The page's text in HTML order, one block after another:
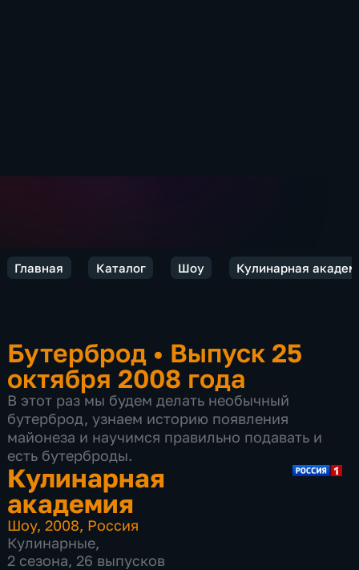
Главная Каталог Шоу Кулинарная
Бутерброд • Выпуск 25
октября 2008 года
В этот раз мы будем делать необычный
бутерброд, узнаем историю появления
майонеза и научимся правильно подавать и
есть бутерброды.
Кулинарная
академия
Шоу,2008, Россия
Кулинарные,
2 сезона, 26 выпусков